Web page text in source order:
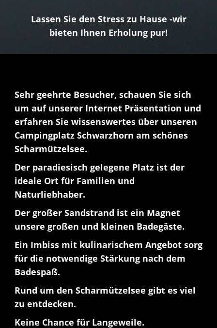
Lassen Sie den Stress zu Hause -wir
bieten Ihnen Erholung pur!
Sehr geehrte Besucher, schauen Sie sich
um auf unserer Internet Präsentation und
erfahren Sie wissenswertes über unseren
Campingplatz Schwarzhorn am schönes
Scharmützelsee.
Der paradiesisch gelegene Platz ist der
ideale Ort für Familien und
Naturliebhaber.
Der großer Sandstrand ist ein Magnet
unsere großen und kleinen Badegäste.
Ein Imbiss mit kulinarischem Angebot sorg
für die notwendige Stärkung nach dem
Badespaß.
Rund um den Scharmützelsee gibt es viel
zu entdecken.
Keine Chance für Langeweile.